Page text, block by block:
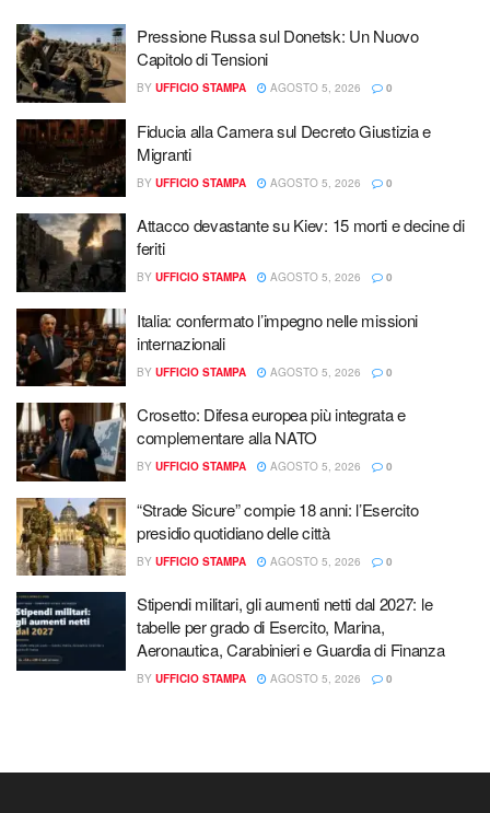
Pressione Russa sul Donetsk: Un Nuovo
Capitolo di Tensioni
BY UFFICIO STAMPA AGOSTO 5, 2026 0
Fiducia alla Camera sul Decreto Giustizia e
Migranti
BY UFFICIO STAMPA AGOSTO 5, 2026 0
Attacco devastante su Kiev: 15 morti e decine di
feriti
BY UFFICIO STAMPA AGOSTO 5, 2026 0
Italia: confermato l’impegno nelle missioni
internazionali
BY UFFICIO STAMPA AGOSTO 5, 2026 0
Crosetto: Difesa europea più integrata e
complementare alla NATO
BY UFFICIO STAMPA AGOSTO 5, 2026 0
“Strade Sicure” compie 18 anni: l’Esercito
presidio quotidiano delle città
BY UFFICIO STAMPA AGOSTO 5, 2026 0
Stipendi militari, gli aumenti netti dal 2027: le
tabelle per grado di Esercito, Marina,
Aeronautica, Carabinieri e Guardia di Finanza
BY UFFICIO STAMPA AGOSTO 5, 2026 0